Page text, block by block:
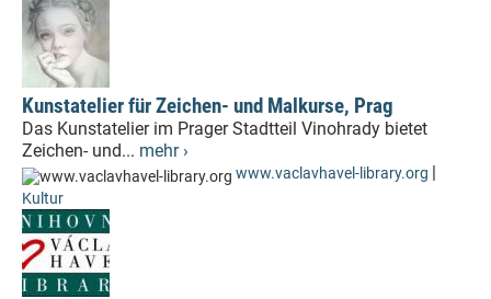
Kunstatelier für Zeichen- und Malkurse, Prag
Das Kunstatelier im Prager Stadtteil Vinohrady bietet
Zeichen- und... mehr ›
www.vaclavhavel-library.org |
Kultur